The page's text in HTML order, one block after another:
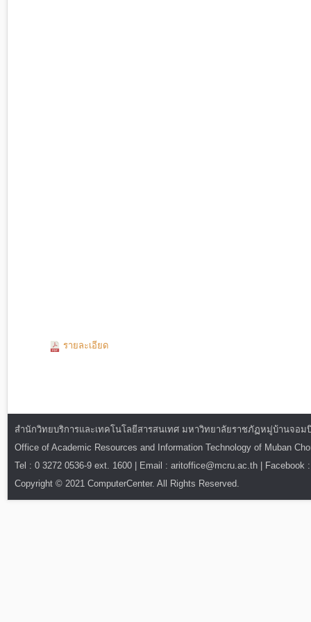
รายละเอียด
สำนักวิทยบริการและเทคโนโลยีสารสนเทศ มหาวิทยาลัยราชภัฏหมู่บ้านจอ
Office of Academic Resources and Information Technology of Muban
Tel : 0 3272 0536-9 ext. 1600 | Email : aritoffice@mcru.ac.th | Facebook
Copyright © 2021 ComputerCenter. All Rights Reserved.